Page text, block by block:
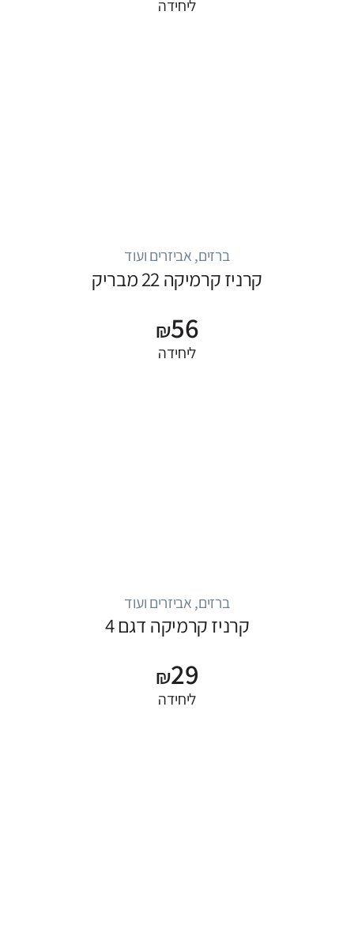
ליחידה
ברזים, אביזרים ועוד
קרניז קרמיקה 22 מבריק
₪56
ליחידה
ברזים, אביזרים ועוד
קרניז קרמיקה דגם 4
₪29
ליחידה